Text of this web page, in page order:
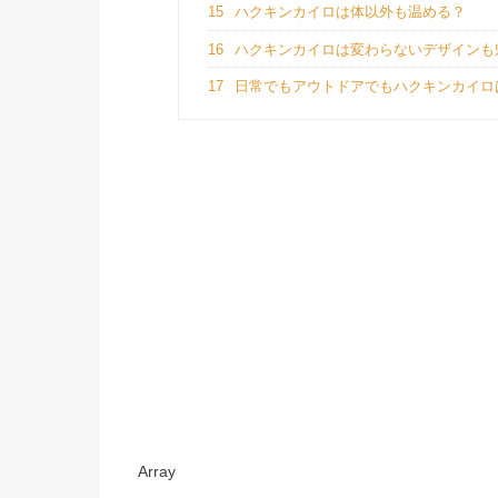
15 ハクキンカイロは体以外も温める？
16 ハクキンカイロは変わらないデザインも
17 日常でもアウトドアでもハクキンカイロ
Array